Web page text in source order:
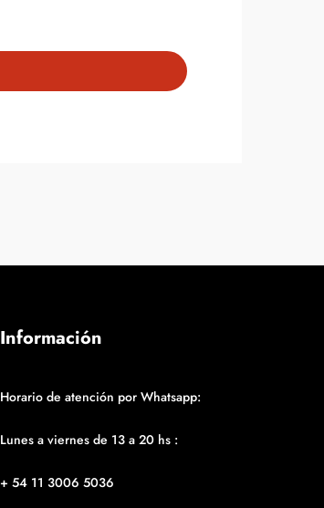
Información
Horario de atención por Whatsapp:
Lunes a viernes de 13 a 20 hs :
+ 54 11 3006 5036